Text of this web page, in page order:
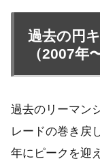
過去の円
（2007年
過去のリーマン
レードの巻き戻
年にピークを迎